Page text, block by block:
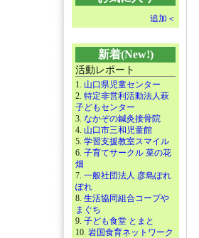
追加＜
新着(New!)
活動レポート
1. 山口県児童センター
2. 特定非営利活動法人萩
子どもセンター
3. なかぞの鍼灸接骨院
4. 山口市三和児童館
5. 学習支援教室スマイル
6. 子育てサークル 菜の花
畑
7. 一般社団法人 彦島ぽれ
ぽれ
8. 生活協同組合コープや
まぐち
9. 子ども食堂 とまと
10. 岩国食育ネットワーク